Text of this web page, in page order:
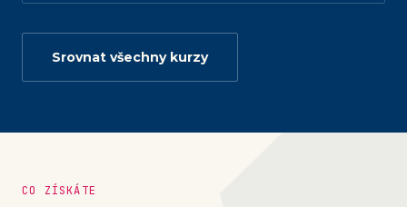
Srovnat všechny kurzy
CO ZÍSKÁTE